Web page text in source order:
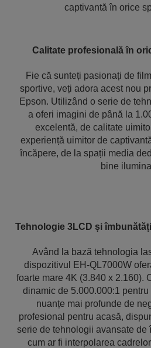
captivantă în orice
Calitate profesională în
Fie că sunteți pasionați de
sportive, veți adora acest nou
Epson. Utilizând o serie de
a oferi imagini de până la
excelentă, de calitate
experiență uimitor de
încăpere, de la spații media
bine
Tehnologie 3LCD și
Având la bază tehnologia
dispozitivul EH-QL7000W
foarte mare 4K (3.840 x 2.160).
dinamic de 5.000.000:1
nuanțe mai profunde de
profesional pentru acasă,
serie de tehnologii avansate de
cum ar fi interpolarea